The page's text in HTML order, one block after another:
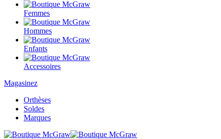
Femmes
Hommes
Enfants
Accessoires
Magasinez
Orthèses
Soldes
Marques